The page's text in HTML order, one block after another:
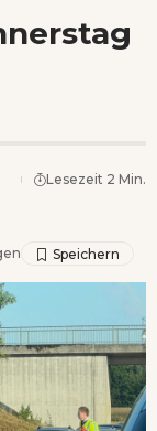
Lesezeit 2 Min.